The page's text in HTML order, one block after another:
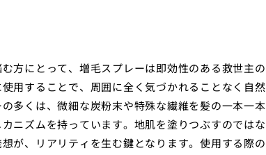
方にとって、増毛スプレーは即効性のある救世主
用することで、周囲に全く気づかれることなく自
多くは、微細な炭粉末や特殊な繊維を髪の一本一
ニズムを持っています。地肌を塗りつぶすのでは
が、リアリティを生む鍵となります。使用する際